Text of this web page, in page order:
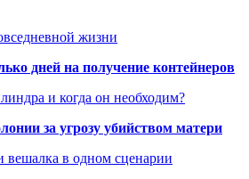
жизни
дней на получение контейнеров
и когда он необходим?
за угрозу убийством матери
вешалка в одном сценарии